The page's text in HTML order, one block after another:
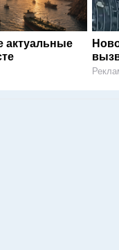
актуальные